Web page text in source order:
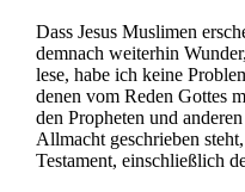
Dass Jesus Muslimen
demnach weiterhin
lese, habe ich keine
denen vom Reden Gottes
den Propheten und
Allmacht geschrieben
Testament, einschließlich